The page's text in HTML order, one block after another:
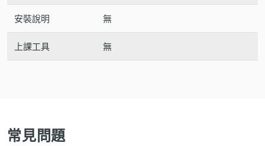
安裝說明 無
上課工具 無
常見問題